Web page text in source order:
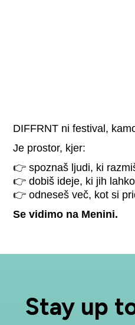
DIFFRNT ni festival,
Je prostor, kjer:
👉 spoznaš ljudi, ki
👉 dobiš ideje, ki jih
👉 odneseš več, kot si
Se vidimo na Menini.
Stay up